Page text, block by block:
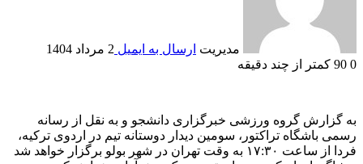
مدیریت ارسال به ایمیل 2 مرداد 1404
0
کمتر از چند دقیقه
به گزارش گروه ورزشی خبرگزاری دانشجو و به نقل از رسانه
رسمی باشگاه تراکتور، سومین دیدار دوستانه تیم در اردوی ترکیه،
فردا از ساعت ۱۷:۳۰ به وقت تهران در شهر بولو برگزار خواهد شد